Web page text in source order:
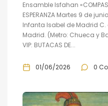
Ensamble Isfahan
ESPERANZA Martes 9 de
Infanta Isabel de Madrid C.
Madrid. (Metro: Chueca y
VIP: BUTACAS DE...
01/06/2026 0